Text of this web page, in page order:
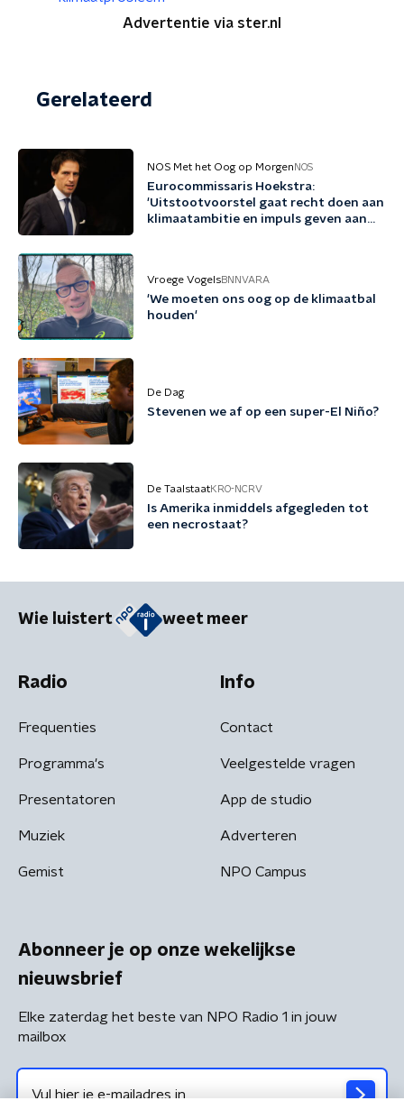
Advertentie via ster.nl
Gerelateerd
NOS Met het Oog op Morgen NOS
Eurocommissaris Hoekstra:
'Uitstootvoorstel gaat recht doen aan
klimaatambitie en impuls geven aan
Vroege VogelsBNNVARA
'We moeten ons oog op de klimaatbal
houden'
De Dag
Stevenen we af op een super-El Niño?
De TaalstaatKRO-NCRV
Is Amerika inmiddels afgegleden tot
een necrostaat?
Wie luistert weet meer
Radio
Frequenties
Programma's
Presentatoren
Muziek
Gemist
Info
Contact
Veelgestelde vragen
App de studio
Adverteren
NPO Campus
Abonneer je op onze wekelijkse
nieuwsbrief
Elke zaterdag het beste van NPO Radio 1 in jouw
mailbox